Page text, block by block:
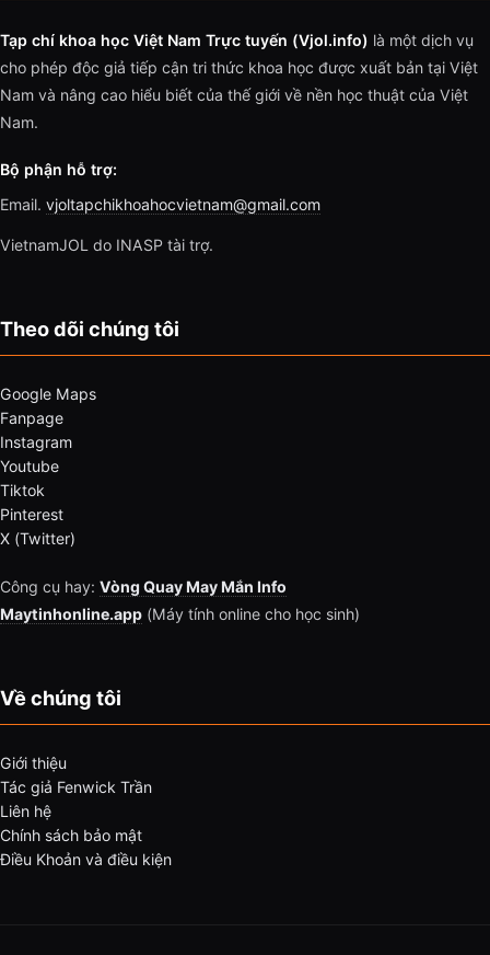
Tạp chí khoa học Việt Nam Trực tuyến (Vjol.info) là một dịch vụ
cho phép độc giả tiếp cận tri thức khoa học được xuất bản tại Việt
Nam và nâng cao hiểu biết của thế giới về nền học thuật của Việt
Nam.
Bộ phận hỗ trợ:
Email. vjoltapchikhoahocvietnam@gmail.com
VietnamJOL do INASP tài trợ.
Theo dõi chúng tôi
Google Maps
Fanpage
Instagram
Youtube
Tiktok
Pinterest
X (Twitter)
Công cụ hay: Vòng Quay May Mắn Info
Maytinhonline.app (Máy tính online cho học sinh)
Về chúng tôi
Giới thiệu
Tác giả Fenwick Trần
Liên hệ
Chính sách bảo mật
Điều Khoản và điều kiện